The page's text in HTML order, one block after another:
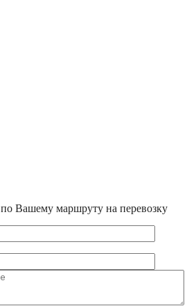
Вашему маршруту на перевозку